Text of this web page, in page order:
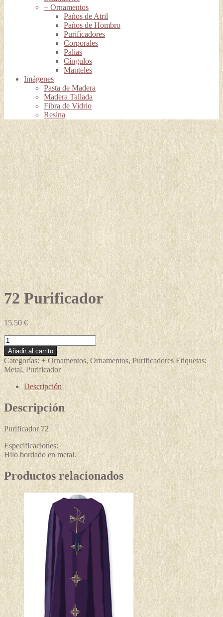
+ Ornamentos
Paños de Atril
Paños de Hombro
Purificadores
Corporales
Palias
Cíngulos
Manteles
Imágenes
Pasta de Madera
Madera Tallada
Fibra de Vidrio
Resina
72 Purificador
15.50€
72
Purificador
cantidad
Añadir al carrito
Categorías:+ Ornamentos, Ornamentos, Purificadores Etiquetas:
Metal, Purificador
Descripción
Descripción
Purificador 72
Especificaciones:
Hilo bordado en metal.
Productos relacionados